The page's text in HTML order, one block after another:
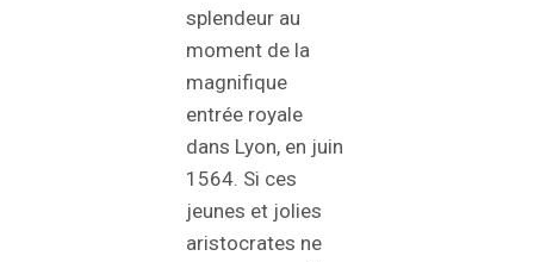
splendeur au
moment de la
magnifique
entrée royale
dans Lyon, en juin
1564. Si ces
jeunes et jolies
aristocrates ne